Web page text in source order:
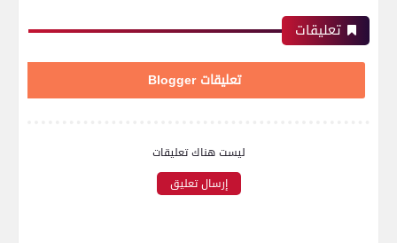
تعليقات
تعليقات Blogger
ليست هناك تعليقات
إرسال تعليق